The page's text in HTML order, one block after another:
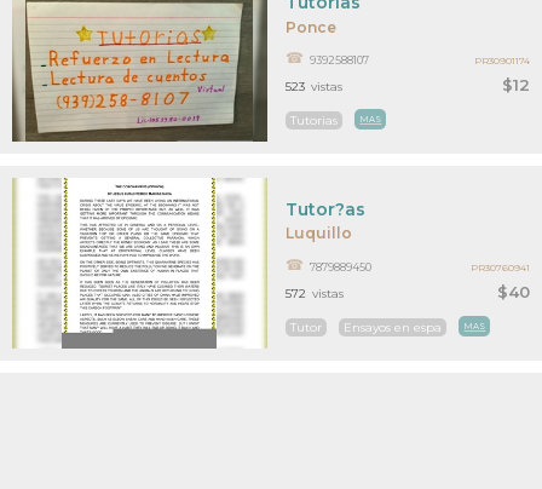
Ponce
$12
9392588107
Tutorias MAS
523 vistas
PR30901174
Luquillo
$40
Tutor?as
7879889450
Tutor Ensayos en espa MAS
572 vistas
PR30760941